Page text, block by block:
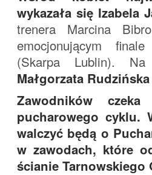
wykazała się Izabela
trenera Marcina
emocjonującym
(Skarpa Lublin).
Małgorzata Rudzińska
Zawodników
pucharowego cyklu.
walczyć będą o
w zawodach, które
ścianie Tarnowskiego